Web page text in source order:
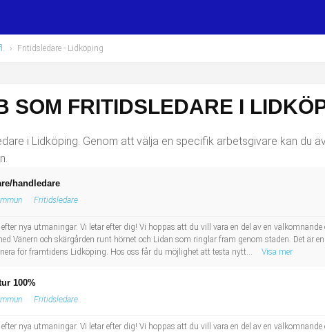
› Fritidsledare - Lidköping
SOM FRITIDSLEDARE I
i Lidköping. Genom att välja en specifik arbetsgivare kan du
handledare
Fritidsledare
nya utmaningar. Vi letar efter dig! Vi hoppas att du vill vara en del av en
Vänern och skärgården runt hörnet och Lidan som ringlar fram genom staden. Det är
för framtidens Lidköping. Hos oss får du möjlighet att testa nytt...
Visa mer
100%
Fritidsledare
nya utmaningar. Vi letar efter dig! Vi hoppas att du vill vara en del av en